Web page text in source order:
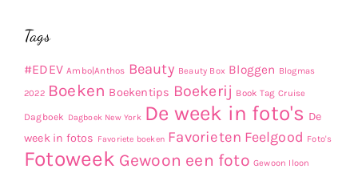
Tags
#EDEV Ambo|Anthos Beauty Beauty Box Bloggen Blogmas
2022 Boeken Boekentips Boekerij Book Tag Cruise
Dagboek Dagboek New York De week in foto's De
week in fotos Favoriete boeken Favorieten Feelgood Foto's
Fotoweek Gewoon een foto Gewoon Iloon